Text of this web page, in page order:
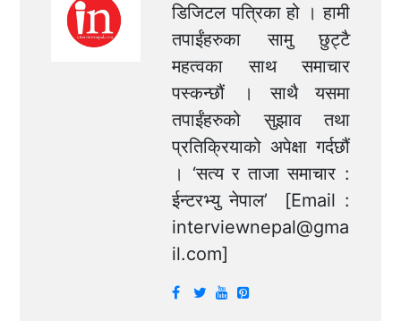
डिजिटल पत्रिका हो । हामी
तपाईंहरुका सामु छुट्टै
महत्वका साथ समाचार
पस्कन्छौं । साथै यसमा
तपाईंहरुको सुझाव तथा
प्रतिक्रियाको अपेक्षा गर्दछौं
। ‘सत्य र ताजा समाचार :
ईन्टरभ्यु नेपाल’ [Email :
interviewnepal@gma
il.com]